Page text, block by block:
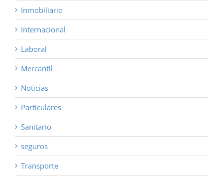
Inmobiliario
Internacional
Laboral
Mercantil
Noticias
Particulares
Sanitario
seguros
Transporte